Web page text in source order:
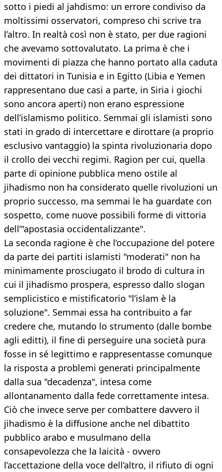
sotto i piedi al jahdismo: un errore condiviso da
moltissimi osservatori, compreso chi scrive tra
l’altro. In realtà così non è stato, per due ragioni
che avevamo sottovalutato. La prima è che i
movimenti di piazza che hanno portato alla caduta
dei dittatori in Tunisia e in Egitto (Libia e Yemen
rappresentano due casi a parte, in Siria i giochi
sono ancora aperti) non erano espressione
dell’islamismo politico. Semmai gli islamisti sono
stati in grado di intercettare e dirottare (a proprio
esclusivo vantaggio) la spinta rivoluzionaria dopo
il crollo dei vecchi regimi. Ragion per cui, quella
parte di opinione pubblica meno ostile al
jihadismo non ha considerato quelle rivoluzioni un
proprio successo, ma semmai le ha guardate con
sospetto, come nuove possibili forme di vittoria
dell’"apostasia occidentalizzante".
La seconda ragione è che l’occupazione del potere
da parte dei partiti islamisti "moderati" non ha
minimamente prosciugato il brodo di cultura in
cui il jihadismo prospera, espresso dallo slogan
semplicistico e mistificatorio "l’islam è la
soluzione". Semmai essa ha contribuito a far
credere che, mutando lo strumento (dalle bombe
agli editti), il fine di perseguire una società pura
fosse in sé legittimo e rappresentasse comunque
la risposta a problemi generati principalmente
dalla sua "decadenza", intesa come
allontanamento dalla fede correttamente intesa.
Ciò che invece serve per combattere davvero il
jihadismo è la diffusione anche nel dibattito
pubblico arabo e musulmano della
consapevolezza che la laicità - ovvero
l’accettazione della voce dell’altro, il rifiuto di ogni